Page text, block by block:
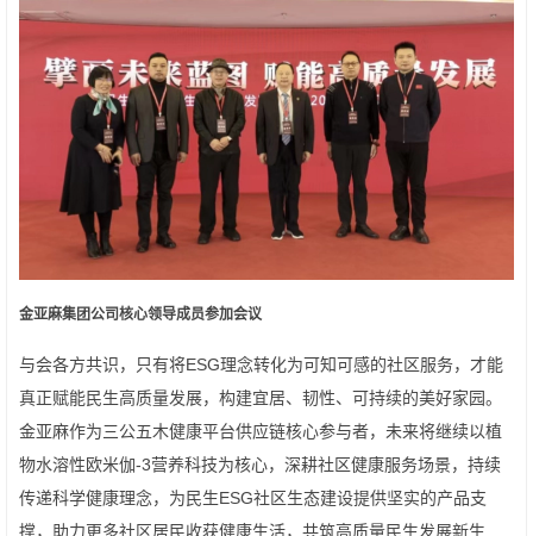
金亚麻集团公司核心领导成员参加会议
与会各方共识，只有将ESG理念转化为可知可感的社区服务，才能
真正赋能民生高质量发展，构建宜居、韧性、可持续的美好家园。
金亚麻作为三公五木健康平台供应链核心参与者，未来将继续以植
物水溶性欧米伽-3营养科技为核心，深耕社区健康服务场景，持续
传递科学健康理念，为民生ESG社区生态建设提供坚实的产品支
撑，助力更多社区居民收获健康生活，共筑高质量民生发展新生